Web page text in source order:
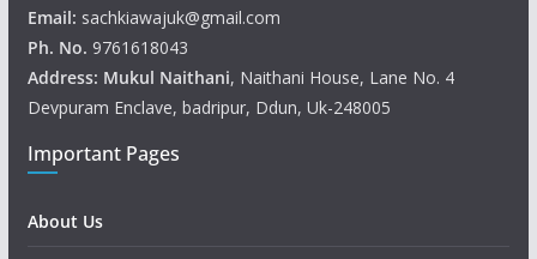
Email: sachkiawajuk@gmail.com
Ph. No. 9761618043
Address: Mukul Naithani, Naithani House, Lane No. 4
Devpuram Enclave, badripur, Ddun, Uk-248005
Important Pages
About Us